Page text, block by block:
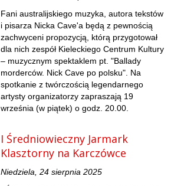
Fani australijskiego muzyka, autora tekstów
i pisarza Nicka Cave'a będą z pewnością
zachwyceni propozycją, którą przygotował
dla nich zespół Kieleckiego Centrum Kultury
– muzycznym spektaklem pt. "Ballady
morderców. Nick Cave po polsku". Na
spotkanie z twórczością legendarnego
artysty organizatorzy zapraszają 19
września (w piątek) o godz. 20.00.
I Średniowieczny Jarmark
Klasztorny na Karczówce
Niedziela, 24 sierpnia 2025